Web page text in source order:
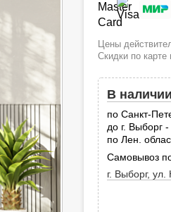
Цены
Скидки по карте
В наличии
по Санкт-
до г. Выборг
по Лен.
Самовывоз
г. Выборг,